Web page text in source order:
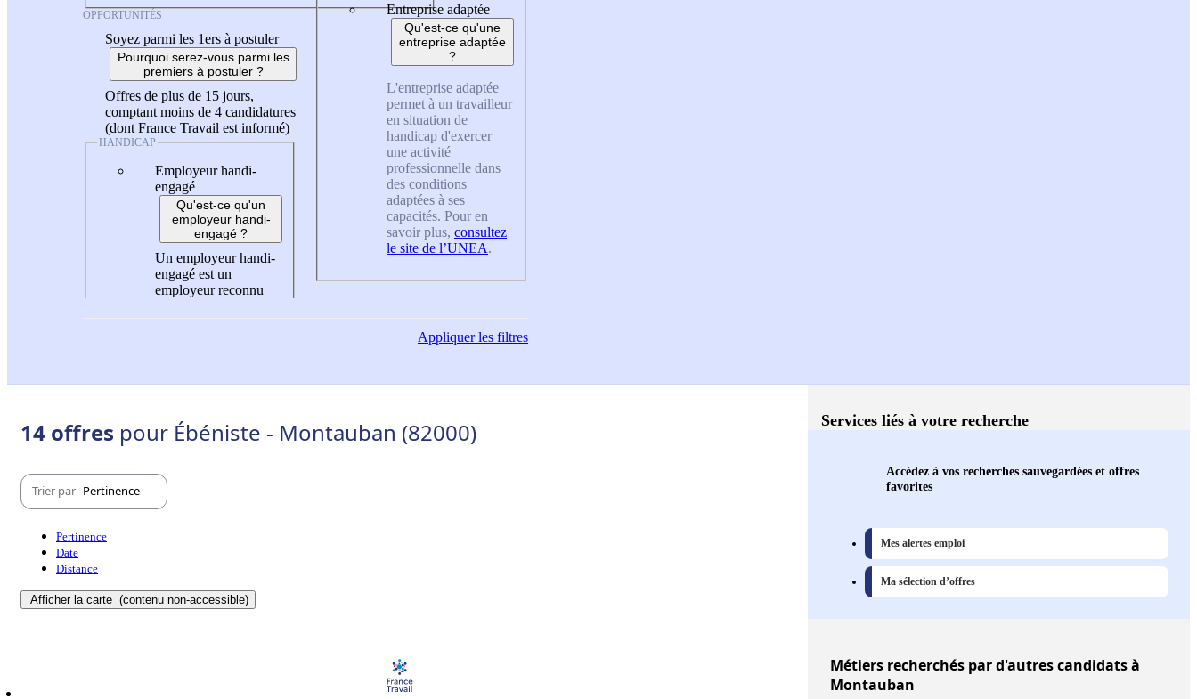
OPPORTUNITÉS
Soyez parmi les 1ers à postuler
Pourquoi serez-vous parmi les
premiers à postuler ?
Offres de plus de 15 jours,
comptant moins de 4 candidatures
(dont France Travail est informé)
HANDICAP
Employeur handi-
engagé
Qu'est-ce qu'un
employeur handi-
engagé ?
Un employeur handi-
engagé est un
employeur reconnu
Entreprise adaptée
Qu'est-ce qu'une
entreprise adaptée
?
L'entreprise adaptée
permet à un travailleur
en situation de
handicap d'exercer
une activité
professionnelle dans
des conditions
adaptées à ses
capacités. Pour en
savoir plus, consultez
le site de l’UNEA.
Appliquerles filtres
14 offres pour Ébéniste - Montauban (82000)
Trier par Pertinence
Pertinence
Date
Distance
Afficher la carte (contenu non-accessible)
Services liés à votre recherche
Accédez à vos recherches sauvegardées et offres
favorites
Mes alertes emploi
Ma sélection d’offres
Métiers recherchés par d'autres candidats à
Montauban